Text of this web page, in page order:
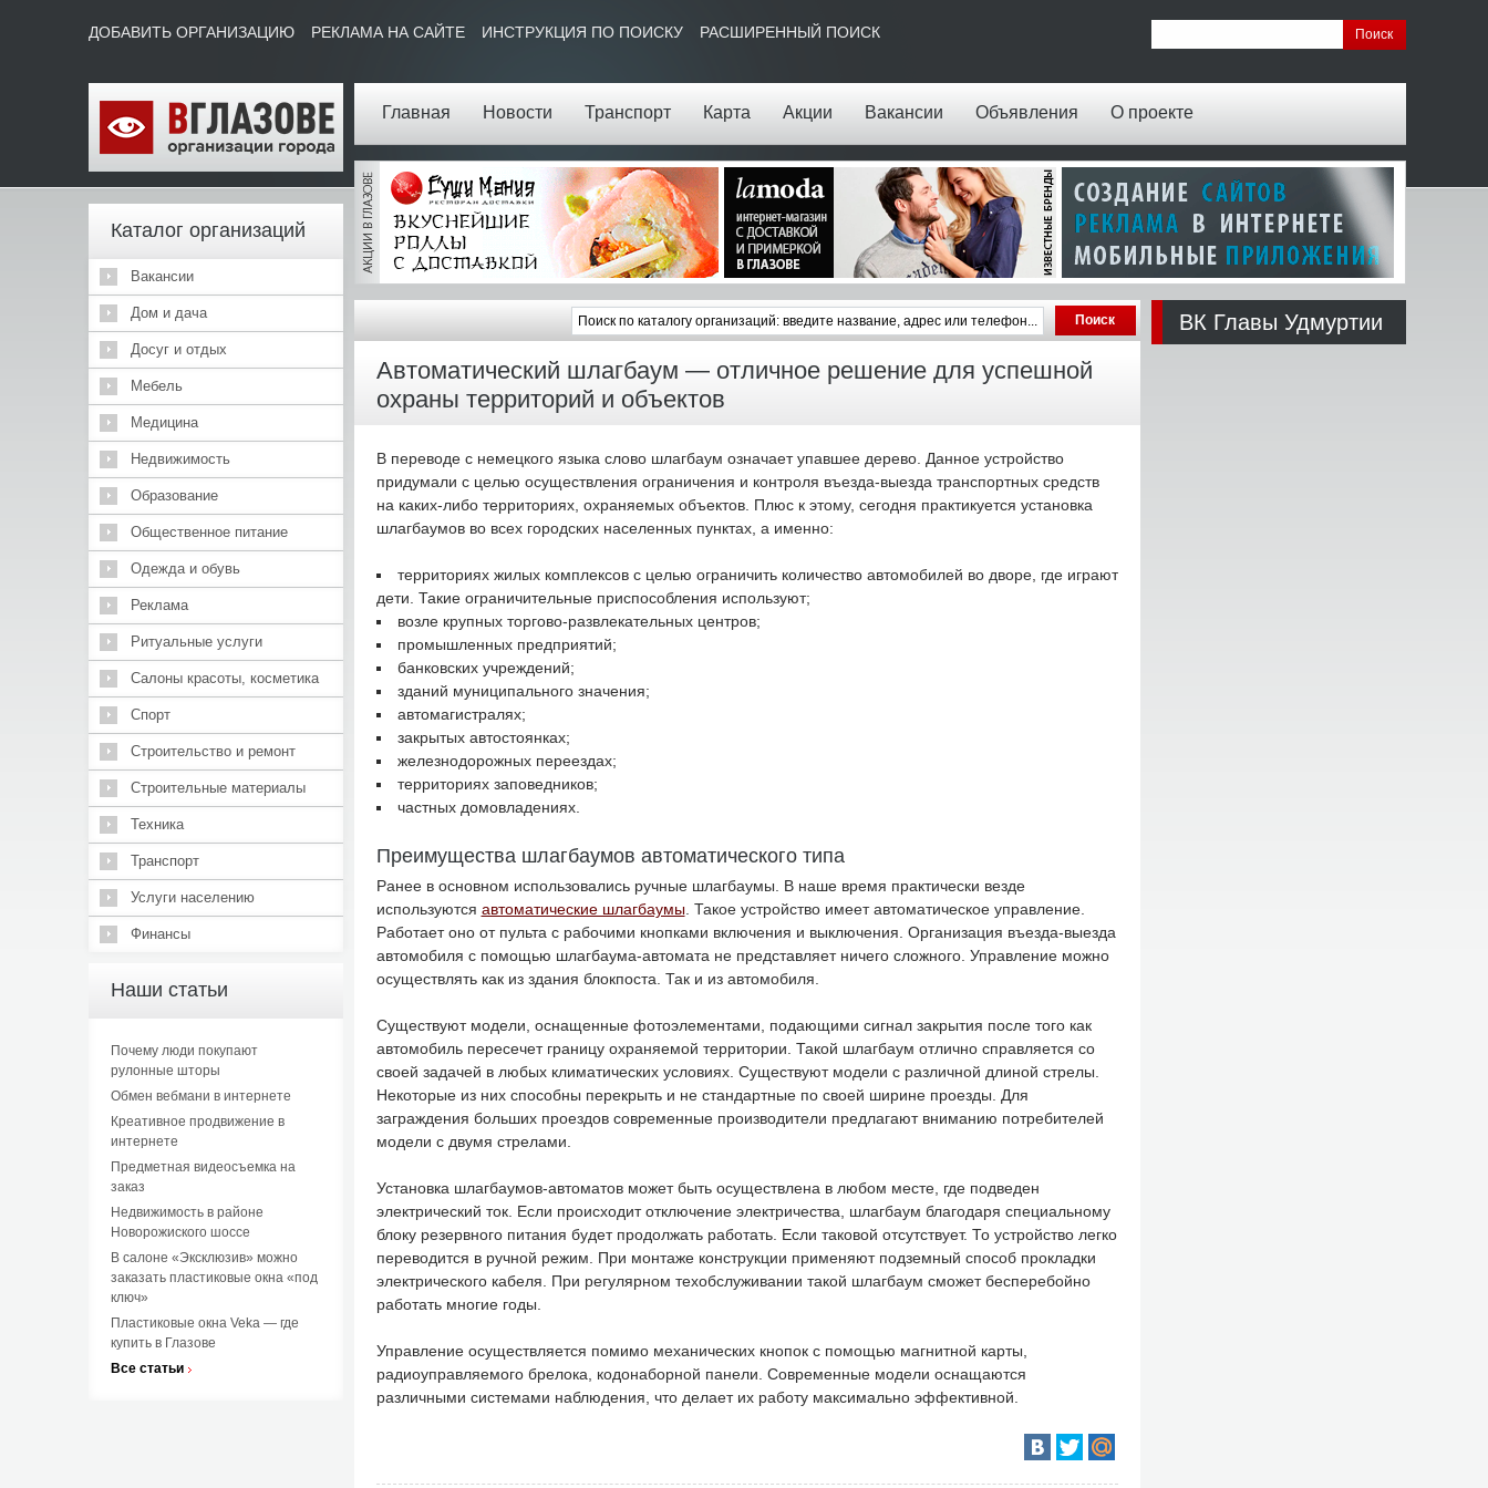
Главная Новости Транспорт Карта Акции Вакансии Объявления О проекте
ДОБАВИТЬ ОРГАНИЗАЦИЮ РЕКЛАМА НА САЙТЕ ИНСТРУКЦИЯ ПО ПОИСКУ РАСШИРЕННЫЙ ПОИСК
Каталог организаций
Вакансии
Дом и дача
Досуг и отдых
Мебель
Медицина
Недвижимость
Образование
Общественное питание
Одежда и обувь
Реклама
Ритуальные услуги
Салоны красоты, косметика
Спорт
Строительство и ремонт
Строительные материалы
Техника
Транспорт
Услуги населению
Финансы
Наши статьи
Почему люди покупают
рулонные шторы
Обмен вебмани в интернете
Креативное продвижение в
интернете
Предметная видеосъемка на
заказ
Недвижимость в районе
Новорожиского шоссе
В салоне «Эксклюзив» можно
заказать пластиковые окна «под
ключ»
Пластиковые окна Veka — где
купить в Глазове
Все статьи
Автоматический шлагбаум — отличное решение для успешной
охраны территорий и объектов
В переводе с немецкого языка слово шлагбаум означает упавшее дерево. Данное устройство
придумали с целью осуществления ограничения и контроля въезда-выезда транспортных средств
на каких-либо территориях, охраняемых объектов. Плюс к этому, сегодня практикуется установка
шлагбаумов во всех городских населенных пунктах, а именно:
территориях жилых комплексов с целью ограничить количество автомобилей во дворе, где играют
дети. Такие ограничительные приспособления используют;
возле крупных торгово-развлекательных центров;
промышленных предприятий;
банковских учреждений;
зданий муниципального значения;
автомагистралях;
закрытых автостоянках;
железнодорожных переездах;
территориях заповедников;
частных домовладениях.
Преимущества шлагбаумов автоматического типа
Ранее в основном использовались ручные шлагбаумы. В наше время практически везде
используются автоматические шлагбаумы. Такое устройство имеет автоматическое управление.
Работает оно от пульта с рабочими кнопками включения и выключения. Организация въезда-выезда
автомобиля с помощью шлагбаума-автомата не представляет ничего сложного. Управление можно
осуществлять как из здания блокпоста. Так и из автомобиля.
Существуют модели, оснащенные фотоэлементами, подающими сигнал закрытия после того как
автомобиль пересечет границу охраняемой территории. Такой шлагбаум отлично справляется со
своей задачей в любых климатических условиях. Существуют модели с различной длиной стрелы.
Некоторые из них способны перекрыть и не стандартные по своей ширине проезды. Для
заграждения больших проездов современные производители предлагают вниманию потребителей
модели с двумя стрелами.
Установка шлагбаумов-автоматов может быть осуществлена в любом месте, где подведен
электрический ток. Если происходит отключение электричества, шлагбаум благодаря специальному
блоку резервного питания будет продолжать работать. Если таковой отсутствует. То устройство легко
переводится в ручной режим. При монтаже конструкции применяют подземный способ прокладки
электрического кабеля. При регулярном техобслуживании такой шлагбаум сможет бесперебойно
работать многие годы.
Управление осуществляется помимо механических кнопок с помощью магнитной карты,
радиоуправляемого брелока, кодонаборной панели. Современные модели оснащаются
различными системами наблюдения, что делает их работу максимально эффективной.
ВК Главы Удмуртии